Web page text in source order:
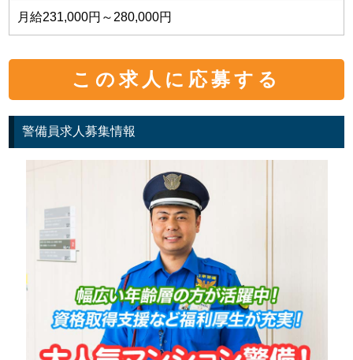
月給231,000円～280,000円
この求人に応募する
警備員求人募集情報